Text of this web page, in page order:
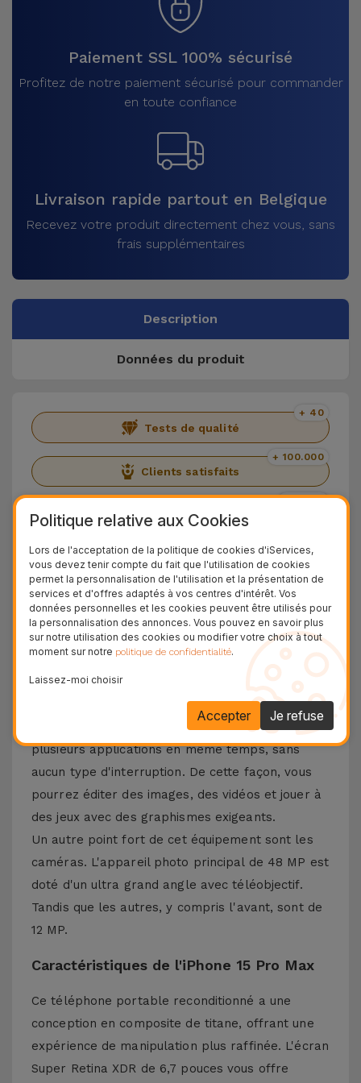
Paiement SSL 100% sécurisé
Profitez de notre paiement sécurisé pour commander
en toute confiance
Livraison rapide partout en Belgique
Recevez votre produit directement chez vous, sans
frais supplémentaires
Description
Données du produit
Tests de qualité
+ 40
Clients satisfaits
+ 100.000
Garantie Durable
36 Mois
Livraison Gratuite
Découvrez l'iPhone 15 Pro Max
Parler de cet Apple iPhone, c'est parler d'un
téléphone portable doté d'un processeur
puissant, d'incroyables triples caméras et d'un
design sublime. Equipé du nouveau processeur
A17 Pro - une puce qui vous permet d'utiliser
plusieurs applications en même temps, sans
aucun type d'interruption. De cette façon, vous
pourrez éditer des images, des vidéos et jouer à
des jeux avec des graphismes exigeants.
Un autre point fort de cet équipement sont les
caméras. L'appareil photo principal de 48 MP est
doté d'un ultra grand angle avec téléobjectif.
Tandis que les autres, y compris l'avant, sont de
12 MP.
Caractéristiques de l'iPhone 15 Pro Max
Ce téléphone portable reconditionné a une
conception en composite de titane, offrant une
expérience de manipulation plus raffinée. L'écran
Super Retina XDR de 6,7 pouces vous offre
Politique relative aux Cookies
Lors de l'acceptation de la politique de cookies d'iServices,
vous devez tenir compte du fait que l'utilisation de cookies
permet la personnalisation de l'utilisation et la présentation de
services et d'offres adaptés à vos centres d'intérêt. Vos
données personnelles et les cookies peuvent être utilisés pour
la personnalisation des annonces. Vous pouvez en savoir plus
sur notre utilisation des cookies ou modifier votre choix à tout
moment sur notre politique de confidentialité.
Laissez-moi choisir
Je refuse
Accepter